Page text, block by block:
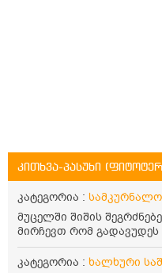
კითხვა-პასუხი
კატეგორია :
მუცელში შიშის
მირჩევთ რომ გადავუდეს
კატეგორია : ხალხური